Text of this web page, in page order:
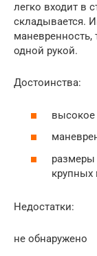
легко входит в
складывается.
маневренность,
одной рукой.
Достоинства:
высокое
размеры
Недостатки:
не обнаружено